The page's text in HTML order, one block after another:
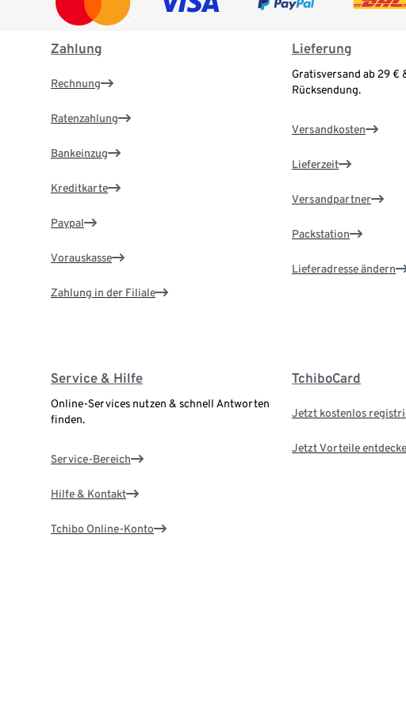
Zahlung
Rechnung
Ratenzahlung
Bankeinzug
Kreditkarte
Paypal
Vorauskasse
Zahlung in der Filiale
Lieferung
Gratisversand ab 29 €
Rücksendung.
Versandkosten
Lieferzeit
Versandpartner
Packstation
Lieferadresse ändern
Service & Hilfe
Online-Services nutzen & schnell Antworten
finden.
Service-Bereich
Hilfe & Kontakt
Tchibo Online-Konto
TchiboCard
Jetzt kostenlos
Jetzt Vorteile